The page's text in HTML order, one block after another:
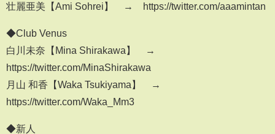
壮麗亜美【Ami Sohrei】 → https://twitter.com/aaamintan
◆Club Venus
白川未奈【Mina Shirakawa】 →
https://twitter.com/MinaShirakawa
月山 和香【Waka Tsukiyama】 →
https://twitter.com/Waka_Mm3
◆新人